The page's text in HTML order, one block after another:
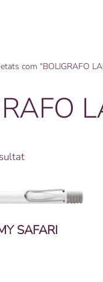
com “BOLIGRAFO
SAFARI